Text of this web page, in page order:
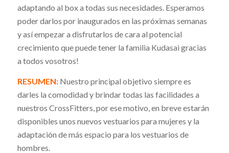
adaptando al box a todas sus necesidades. Esperamos
poder darlos por inaugurados en las próximas semanas
y así empezar a disfrutarlos de cara al potencial
crecimiento que puede tener la familia Kudasai gracias
a todos vosotros!
RESUMEN: Nuestro principal objetivo ​siempre es
darles la comodidad ​y brindar todas las facilidades ​a
nuestros CrossFitters, ​por ese motivo, en breve estarán
disponibles unos nuevos vestuarios para mujeres y la
adaptación de más espacio para los vestuarios de
hombres.